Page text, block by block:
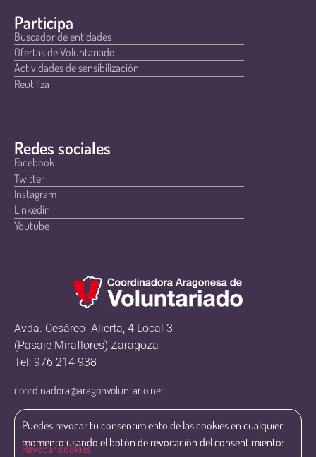
Participa
Buscador de entidades
Ofertas de Voluntariado
Actividades de sensibilización
Reutiliza
Redes sociales
Facebook
Twitter
Instagram
Linkedin
Youtube
Avda. Cesáreo Alierta, 4 Local 3
(Pasaje Miraflores) Zaragoza
Tel: 976 214 938
coordinadora@aragonvoluntario.net
Puedes revocar tu consentimiento de las cookies en cualquier
momento usando el botón de revocación del consentimiento:
Revocar cookies